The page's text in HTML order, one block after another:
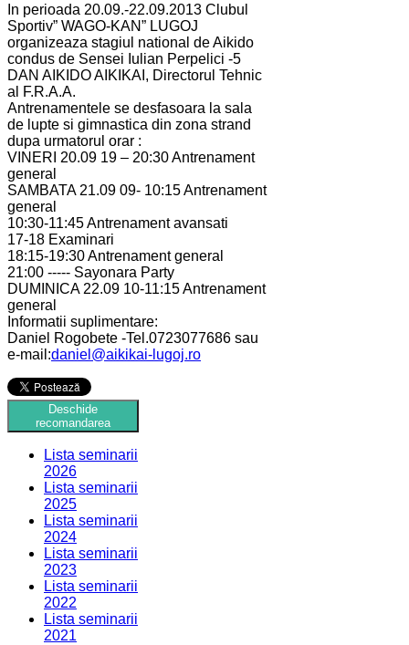
In perioada 20.09.-22.09.2013 Clubul
Sportiv” WAGO-KAN” LUGOJ
organizeaza stagiul national de Aikido
condus de Sensei Iulian Perpelici -5
DAN AIKIDO AIKIKAI, Directorul Tehnic
al F.R.A.A.
Antrenamentele se desfasoara la sala
de lupte si gimnastica din zona strand
dupa urmatorul orar :
VINERI 20.09 19 – 20:30 Antrenament
general
SAMBATA 21.09 09- 10:15 Antrenament
general
10:30-11:45 Antrenament avansati
17-18 Examinari
18:15-19:30 Antrenament general
21:00 ----- Sayonara Party
DUMINICA 22.09 10-11:15 Antrenament
general
Informatii suplimentare:
Daniel Rogobete -Tel.0723077686 sau
e-mail:daniel@aikikai-lugoj.ro
Deschide
recomandarea
Lista seminarii
2026
Lista seminarii
2025
Lista seminarii
2024
Lista seminarii
2023
Lista seminarii
2022
Lista seminarii
2021